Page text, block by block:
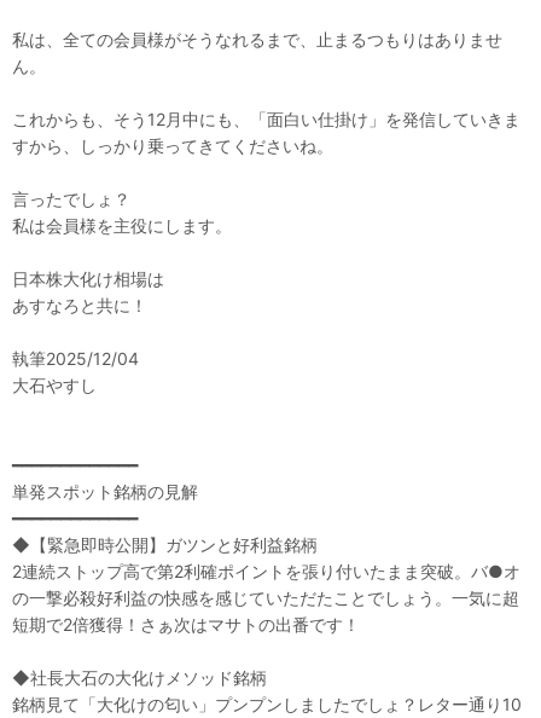
私は、全ての会員様がそうなれるまで、止まるつもりはありませ
ん。
これからも、そう12月中にも、「面白い仕掛け」を発信していきま
すから、しっかり乗ってきてくださいね。
言ったでしょ？
私は会員様を主役にします。
日本株大化け相場は
あすなろと共に！
執筆2025/12/04
大石やすし
━━━━━━━━━━━━━
単発スポット銘柄の見解
━━━━━━━━━━━━━
◆【緊急即時公開】ガツンと好利益銘柄
2連続ストップ高で第2利確ポイントを張り付いたまま突破。バ●オ
の一撃必殺好利益の快感を感じていただたことでしょう。一気に超
短期で2倍獲得！さぁ次はマサトの出番です！
◆社長大石の大化けメソッド銘柄
銘柄見て「大化けの匂い」プンプンしましたでしょ？レター通り10